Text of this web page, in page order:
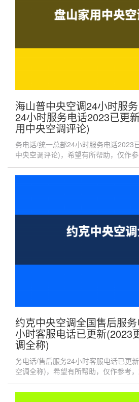
海山普中央空调24小时服
24小时服务电话2023已更
用中央空调评论)
务电话/统一总部24小时服务电话2023
中央空调评论)，希望有所帮助，仅作
约克中央空调全国售后服
小时客服电话已更新(2023
调全称)
务电话/售后服务24小时客服电话已更
空调全称)，希望有所帮助，仅作参考